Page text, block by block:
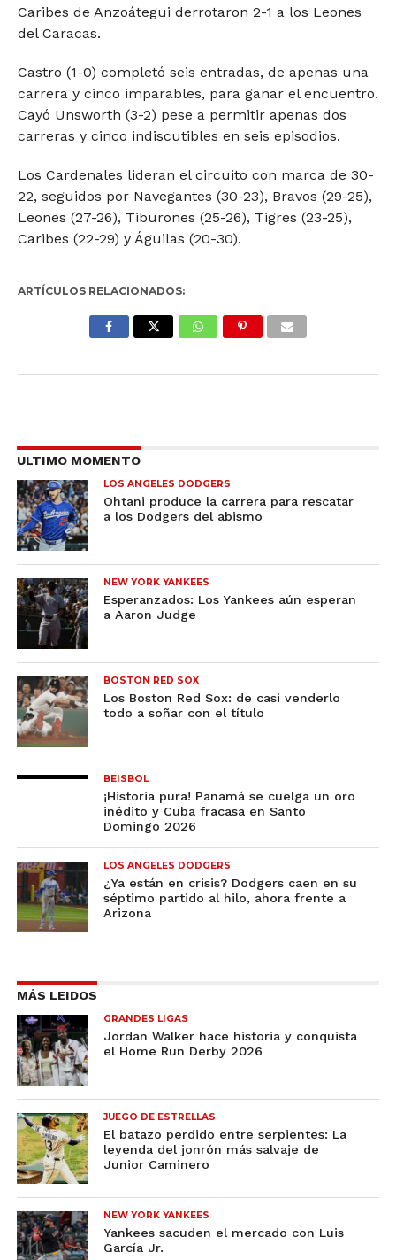
Caribes de Anzoátegui derrotaron 2-1 a los Leones
del Caracas.
Castro (1-0) completó seis entradas, de apenas una
carrera y cinco imparables, para ganar el encuentro.
Cayó Unsworth (3-2) pese a permitir apenas dos
carreras y cinco indiscutibles en seis episodios.
Los Cardenales lideran el circuito con marca de 30-
22, seguidos por Navegantes (30-23), Bravos (29-25),
Leones (27-26), Tiburones (25-26), Tigres (23-25),
Caribes (22-29) y Águilas (20-30).
ARTÍCULOS RELACIONADOS:
ULTIMO MOMENTO
LOS ANGELES DODGERS
Ohtani produce la carrera para rescatar
a los Dodgers del abismo
NEW YORK YANKEES
Esperanzados: Los Yankees aún esperan
a Aaron Judge
BOSTON RED SOX
Los Boston Red Sox: de casi venderlo
todo a soñar con el título
BEISBOL
¡Historia pura! Panamá se cuelga un oro
inédito y Cuba fracasa en Santo
Domingo 2026
LOS ANGELES DODGERS
¿Ya están en crisis? Dodgers caen en su
séptimo partido al hilo, ahora frente a
Arizona
MÁS LEIDOS
GRANDES LIGAS
Jordan Walker hace historia y conquista
el Home Run Derby 2026
JUEGO DE ESTRELLAS
El batazo perdido entre serpientes: La
leyenda del jonrón más salvaje de
Junior Caminero
NEW YORK YANKEES
Yankees sacuden el mercado con Luis
García Jr.